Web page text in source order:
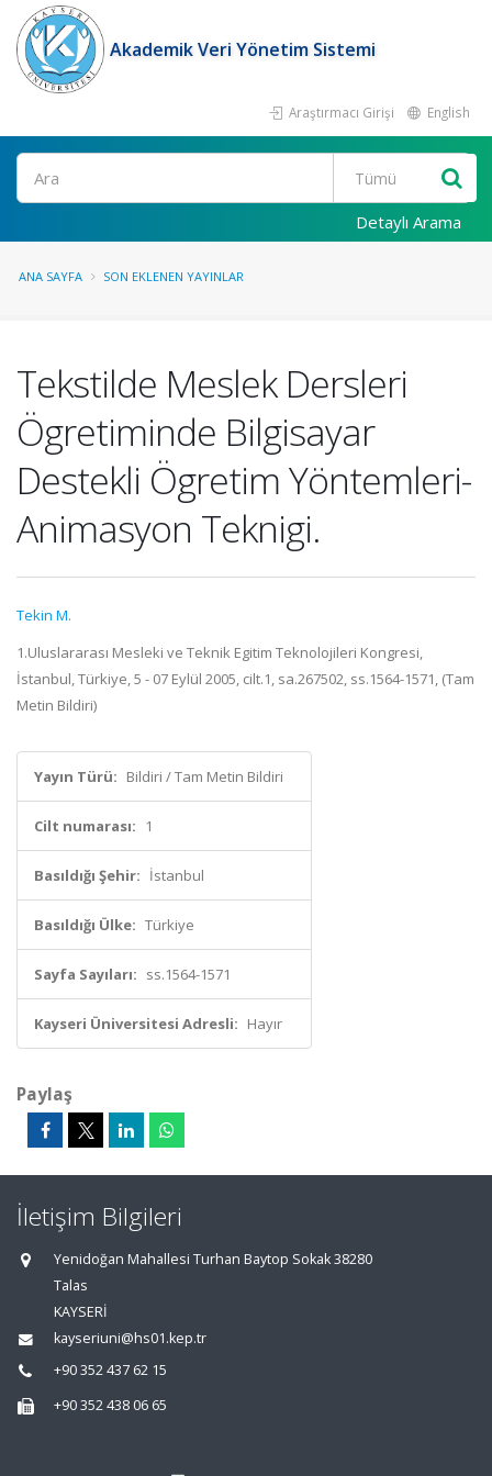
Akademik Veri Yönetim Sistemi
Araştırmacı Girişi English
Ara
Detaylı Arama
ANA SAYFA SON EKLENEN YAYINLAR
Tekstilde Meslek Dersleri
Ögretiminde Bilgisayar
Destekli Ögretim Yöntemleri-
Animasyon Teknigi.
Tekin M.
1.Uluslararası Mesleki ve Teknik Egitim Teknolojileri Kongresi,
İstanbul, Türkiye, 5 - 07 Eylül 2005, cilt.1, sa.267502, ss.1564-1571, (Tam
Metin Bildiri)
Yayın Türü: Bildiri / Tam Metin Bildiri
Cilt numarası: 1
Basıldığı Şehir: İstanbul
Basıldığı Ülke: Türkiye
Sayfa Sayıları: ss.1564-1571
Kayseri Üniversitesi Adresli: Hayır
Paylaş
İletişim Bilgileri
Yenidoğan Mahallesi Turhan Baytop Sokak 38280
Talas
KAYSERİ
kayseriuni@hs01.kep.tr
+90 352 437 62 15
+90 352 438 06 65